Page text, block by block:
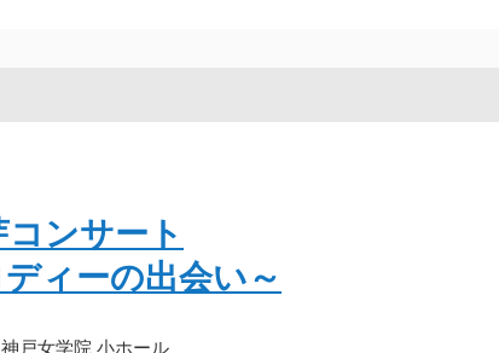
ンサート
ィーの出会い～
戸女学院 小ホール